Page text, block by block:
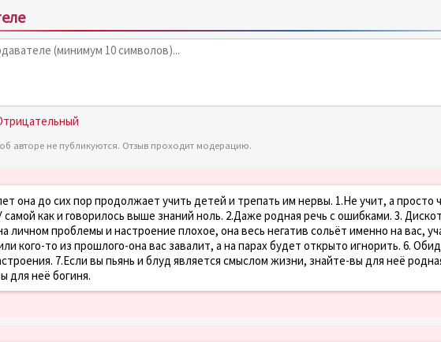
авторе не публикуются. Отзыв проходит модерацию.
она до сих пор продолжает учить детей и трепать им нервы. 1.Не учит, а просто
самой как и говорилось выше знаний ноль. 2.Даже родная речь с ошибками. 3.
личном проблемы и настроение плохое, она весь негатив сольёт именно на вас,
кого-то из прошлого-она вас завалит, а на парах будет открыто игнорить. 6.
7.Если вы пьянь и блуд является смыслом жизни, знайте-вы для неё
для неё богиня.